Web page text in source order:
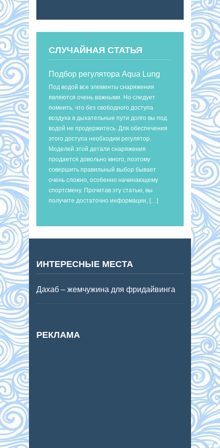
СЛУЧАЙНАЯ СТАТЬЯ
Подбор регулятора Aqua Lung
Под водой все элементы снаряжения
являются очень важными. Но следует
помнить, что без свободного доступа
воздуха в дыхательные пути долго вы под
водой не продержитесь. Для обеспечения
этого доступа необходим регулятор.
Моделей этой детали снаряжения
продается довольно много, поэтому
совершить правильный выбор бывает
очень сложно, особенно начинающему
спортсмену. Прочитав эту статью, вы
получите достаточно информации, […]
ИНТЕРЕСНЫЕ МЕСТА
Дахаб – жемчужина для фридайвинга
РЕКЛАМА